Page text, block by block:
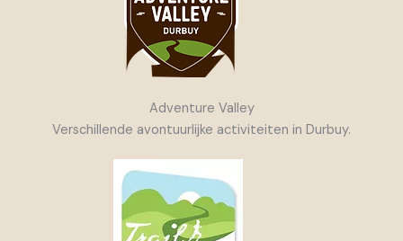
Adventure Valley
Verschillende avontuurlijke activiteiten in Durbuy.